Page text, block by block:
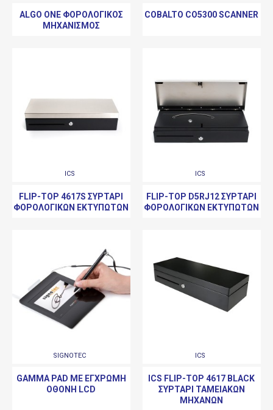
ALGO ONE ΦΟΡΟΛΟΓΙΚΌΣ
ΜΗΧΑΝΙΣΜΌΣ
COBALTO CO5300 SCANNER
ICS
FLIP-TOP 4617S ΣΥΡΤΆΡΙ
ΦΟΡΟΛΟΓΙΚΏΝ ΕΚΤΥΠΩΤΏΝ
ICS
FLIP-TOP D5RJ12 ΣΥΡΤΆΡΙ
ΦΟΡΟΛΟΓΙΚΏΝ ΕΚΤΥΠΩΤΏΝ
SIGNOTEC
GAMMA PAD ΜΕ ΈΓΧΡΩΜΗ
ΟΘΌΝΗ LCD
ICS
ICS FLIP-TOP 4617 BLACK
ΣΥΡΤΆΡΙ ΤΑΜΕΙΑΚΏΝ
ΜΗΧΑΝΏΝ